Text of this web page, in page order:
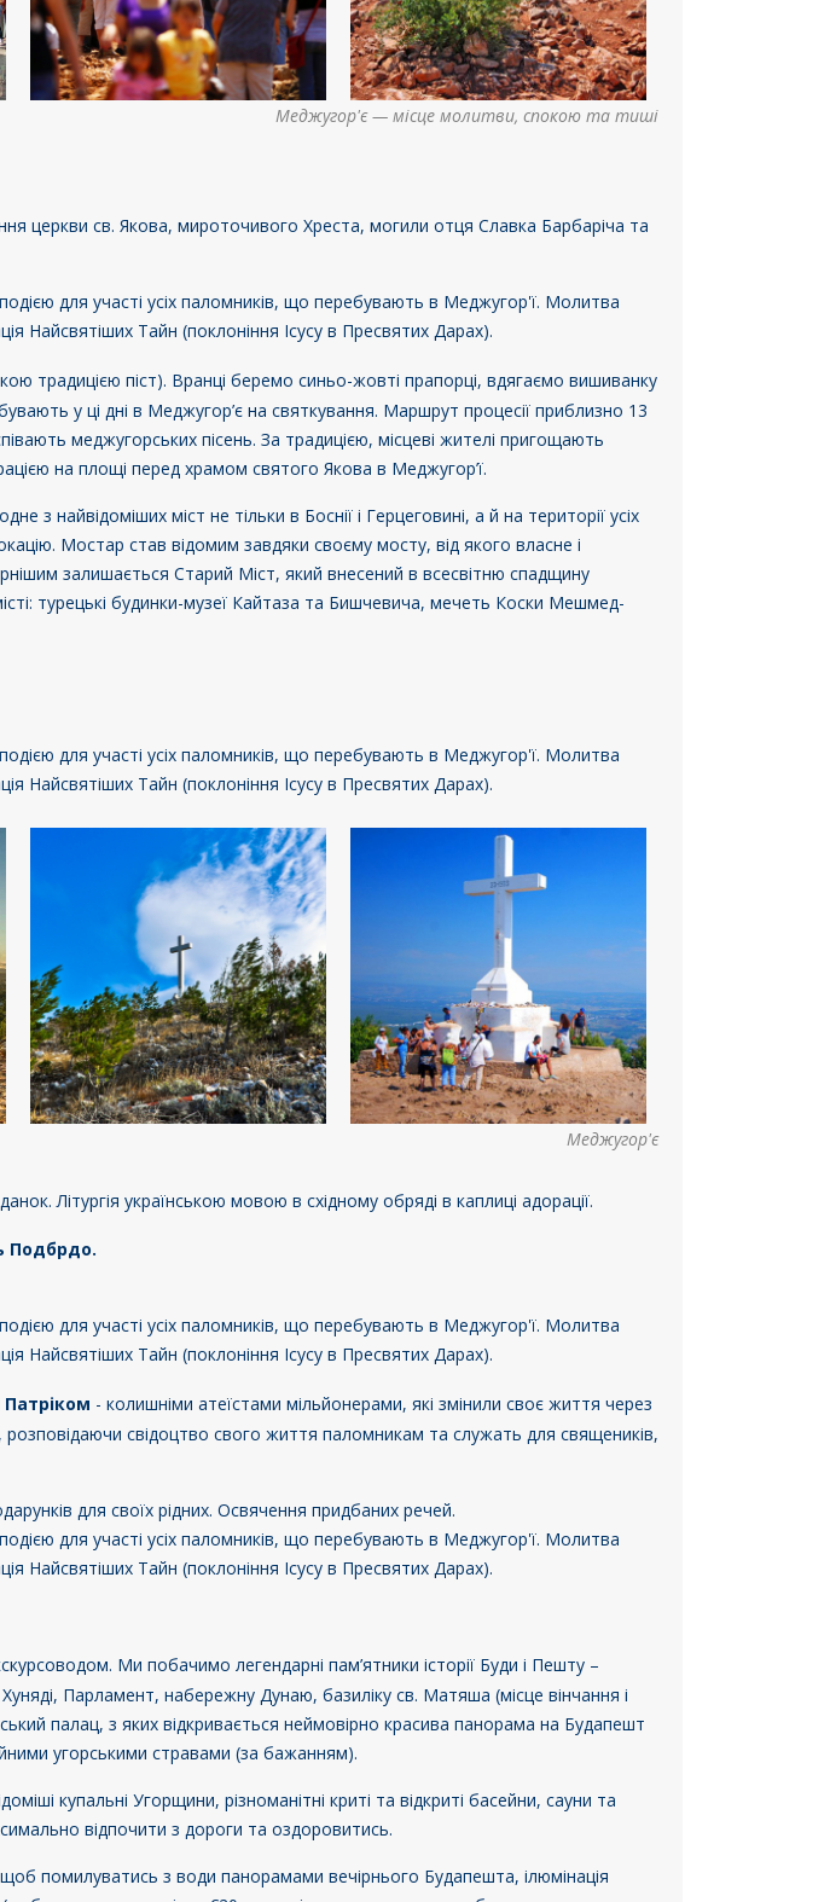
Меджугор'є — місце молитви, спокою та тиші
церкви св. Якова, мироточивого Хреста, могили отця Славка Барбаріча та
для участі усіх паломників, що перебувають в Меджугор'ї. Молитва
Найсвятіших Тайн (поклоніння Ісусу в Пресвятих Дарах).
традицією піст). Вранці беремо синьо-жовті прапорці, вдягаємо вишиванку
у ці дні в Меджугор’є на святкування. Маршрут процесії приблизно 13
меджугорських пісень. За традицією, місцеві жителі пригощають
на площі перед храмом святого Якова в Меджугор’ї.
з найвідоміших міст не тільки в Боснії і Герцеговині, а й на території усіх
Мостар став відомим завдяки своєму мосту, від якого власне і
залишається Старий Міст, який внесений в всесвітню спадщину
турецькі будинки-музеї Кайтаза та Бишчевича, мечеть Коски Мешмед-
для участі усіх паломників, що перебувають в Меджугор'ї. Молитва
Найсвятіших Тайн (поклоніння Ісусу в Пресвятих Дарах).
Меджугор'є
Літургія українською мовою в східному обряді в каплиці адорації.
Подбрдо.
для участі усіх паломників, що перебувають в Меджугор'ї. Молитва
Найсвятіших Тайн (поклоніння Ісусу в Пресвятих Дарах).
Патріком - колишніми атеїстами мільйонерами, які змінили своє життя через
свідоцтво свого життя паломникам та служать для священиків,
для своїх рідних. Освячення придбаних речей.
для участі усіх паломників, що перебувають в Меджугор'ї. Молитва
Найсвятіших Тайн (поклоніння Ісусу в Пресвятих Дарах).
Ми побачимо легендарні пам’ятники історії Буди і Пешту –
Парламент, набережну Дунаю, базиліку св. Матяша (місце вінчання і
палац, з яких відкривається неймовірно красива панорама на Будапешт
угорськими стравами (за бажанням).
купальні Угорщини, різноманітні криті та відкриті басейни, сауни та
відпочити з дороги та оздоровитись.
помилуватись з води панорамами вечірнього Будапешта, ілюмінація